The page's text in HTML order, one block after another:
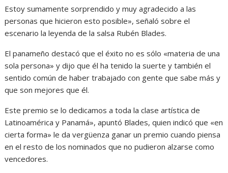
Estoy sumamente sorprendido y muy agradecido a las
personas que hicieron esto posible», señaló sobre el
escenario la leyenda de la salsa Rubén Blades.
El panameño destacó que el éxito no es sólo «materia de una
sola persona» y dijo que él ha tenido la suerte y también el
sentido común de haber trabajado con gente que sabe más y
que son mejores que él.
Este premio se lo dedicamos a toda la clase artística de
Latinoamérica y Panamá», apuntó Blades, quien indicó que «en
cierta forma» le da vergüenza ganar un premio cuando piensa
en el resto de los nominados que no pudieron alzarse como
vencedores.